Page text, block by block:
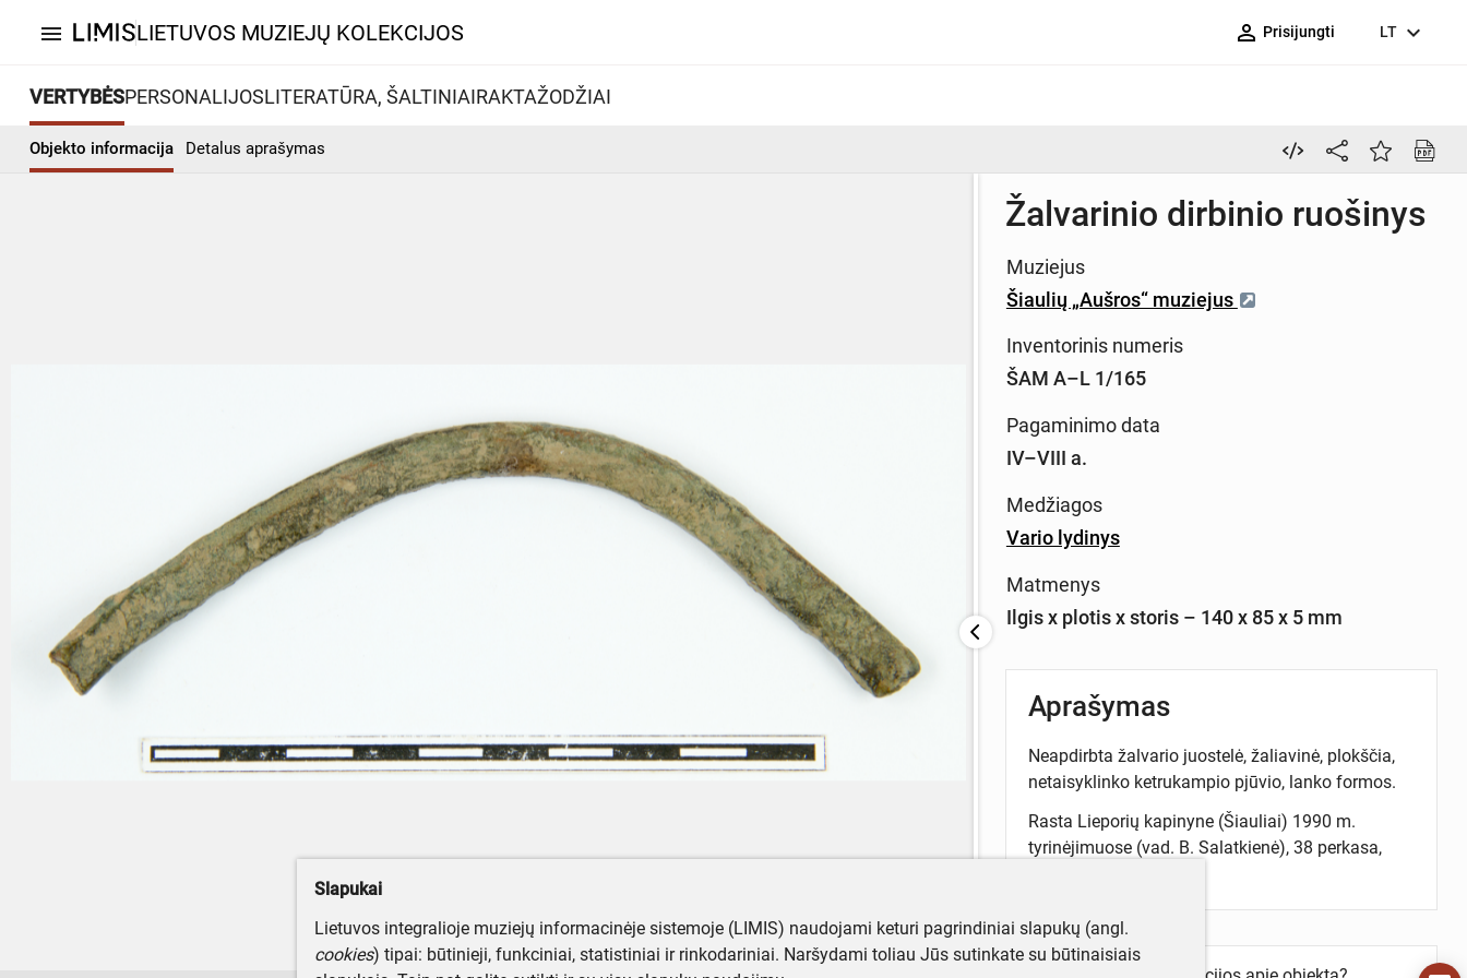
menu LIETUVOS MUZIEJŲ KOLEKCIJOS person_outline Prisijungti LT expand_more
VERTYBĖSPERSONALIJOSLITERATŪRA, ŠALTINIAIRAKTAŽODŽIAI
Objekto informacija Detalus aprašymas
Žalvarinio dirbinio ruošinys
Muziejus
Šiaulių „Aušros“ muziejus
Inventorinis numeris
ŠAM A–L 1/165
Pagaminimo data
IV–VIII a.
Medžiagos
Vario lydinys
Matmenys
Ilgis x plotis x storis – 140 x 85 x 5 mm
Aprašymas
Neapdirbta žalvario juostelė, žaliavinė, plokščia,
netaisyklinko ketrukampio pjūvio, lanko formos.
Rasta Lieporių kapinyne (Šiauliai) 1990 m.
tyrinėjimuose (vad. B. Salatkienė), 38 perkasa,
Slapukai
Lietuvos integralioje muziejų informacinėje sistemoje (LIMIS) naudojami keturi pagrindiniai slapukų (angl.
cookies) tipai: būtinieji, funkciniai, statistiniai ir rinkodariniai. Naršydami toliau Jūs sutinkate su būtinaisiais